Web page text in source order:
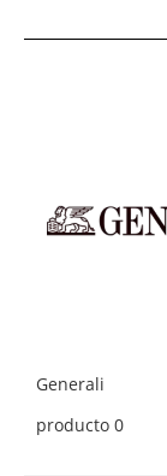
Generali
producto 0